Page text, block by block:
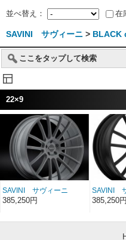
並べ替え： 在
SAVINI サヴィーニ > BLACK
ここをタップして検索
22×9
SAVINI サヴィーニ
BLACK di FORZA BM-
385,250円
SAVINI
BLACK di
385,250円